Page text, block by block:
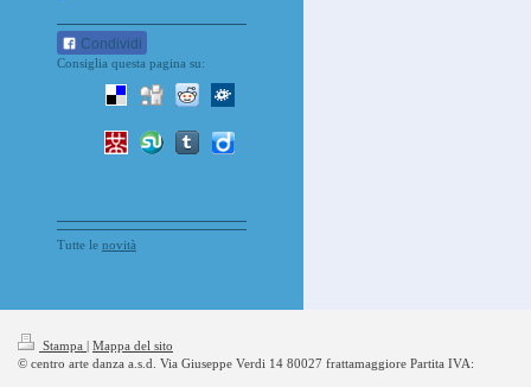
Condividi
Consiglia questa pagina su:
Tutte le novità
Stampa | Mappa del sito
© centro arte danza a.s.d. Via Giuseppe Verdi 14 80027 frattamaggiore Partita IVA: